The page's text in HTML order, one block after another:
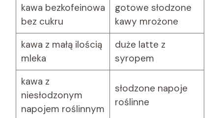
kawa bezkofeinowa
bez cukru
gotowe słodzone
kawy mrożone
kawa z małą ilością
mleka
duże latte z
syropem
kawa z
niesłodzonym
napojem roślinnym
słodzone napoje
roślinne